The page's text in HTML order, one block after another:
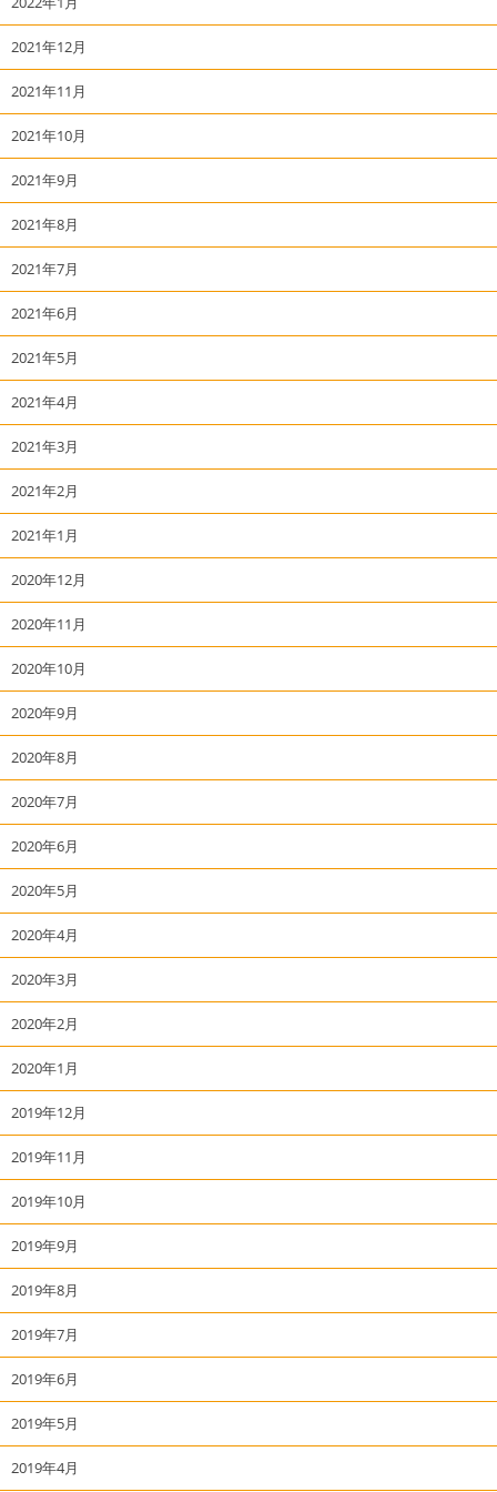
2021年12月
2021年11月
2021年10月
2021年9月
2021年8月
2021年7月
2021年6月
2021年5月
2021年4月
2021年3月
2021年2月
2021年1月
2020年12月
2020年11月
2020年10月
2020年9月
2020年8月
2020年7月
2020年6月
2020年5月
2020年4月
2020年3月
2020年2月
2020年1月
2019年12月
2019年11月
2019年10月
2019年9月
2019年8月
2019年7月
2019年6月
2019年5月
2019年4月